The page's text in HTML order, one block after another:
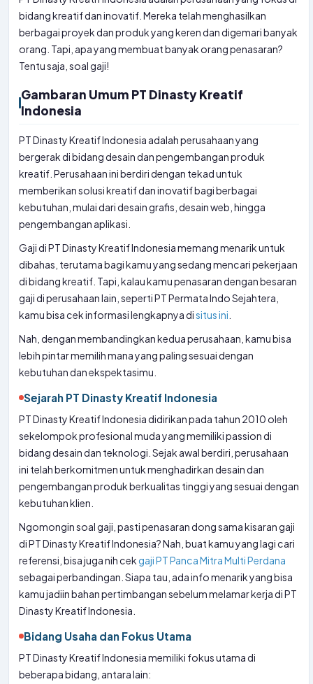
bidang kreatif dan inovatif. Mereka telah menghasilkan
berbagai proyek dan produk yang keren dan digemari banyak
orang. Tapi, apa yang membuat banyak orang penasaran?
Tentu saja, soal gaji!
Gambaran Umum PT Dinasty Kreatif
Indonesia
PT Dinasty Kreatif Indonesia adalah perusahaan yang
bergerak di bidang desain dan pengembangan produk
kreatif. Perusahaan ini berdiri dengan tekad untuk
memberikan solusi kreatif dan inovatif bagi berbagai
kebutuhan, mulai dari desain grafis, desain web, hingga
pengembangan aplikasi.
Gaji di PT Dinasty Kreatif Indonesia memang menarik untuk
dibahas, terutama bagi kamu yang sedang mencari pekerjaan
di bidang kreatif. Tapi, kalau kamu penasaran dengan besaran
gaji di perusahaan lain, seperti PT Permata Indo Sejahtera,
kamu bisa cek informasi lengkapnya disitus ini
Nah, dengan membandingkan kedua perusahaan, kamu bisa
lebih pintar memilih mana yang paling sesuai dengan
kebutuhan dan ekspektasimu.
Sejarah PT Dinasty Kreatif Indonesia
PT Dinasty Kreatif Indonesia didirikan pada tahun 2010 oleh
sekelompok profesional muda yang memiliki passion di
bidang desain dan teknologi. Sejak awal berdiri, perusahaan
ini telah berkomitmen untuk menghadirkan desain dan
pengembangan produk berkualitas tinggi yang sesuai dengan
kebutuhan klien.
Ngomongin soal gaji, pasti penasaran dong sama kisaran gaji
di PT Dinasty Kreatif Indonesia? Nah, buat kamu yang lagi cari
referensi, bisa juga nih cek gaji PT Panca Mitra Multi Perdana
sebagai perbandingan. Siapa tau, ada info menarik yang bisa
kamu jadiin bahan pertimbangan sebelum melamar kerja di PT
Dinasty Kreatif Indonesia.
Bidang Usaha dan Fokus Utama
PT Dinasty Kreatif Indonesia memiliki fokus utama di
beberapa bidang, antara lain: